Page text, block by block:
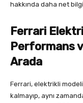
hakkında daha net
Ferrari
Performans
Arada
Ferrari, elektrikli
kalmayıp, aynı